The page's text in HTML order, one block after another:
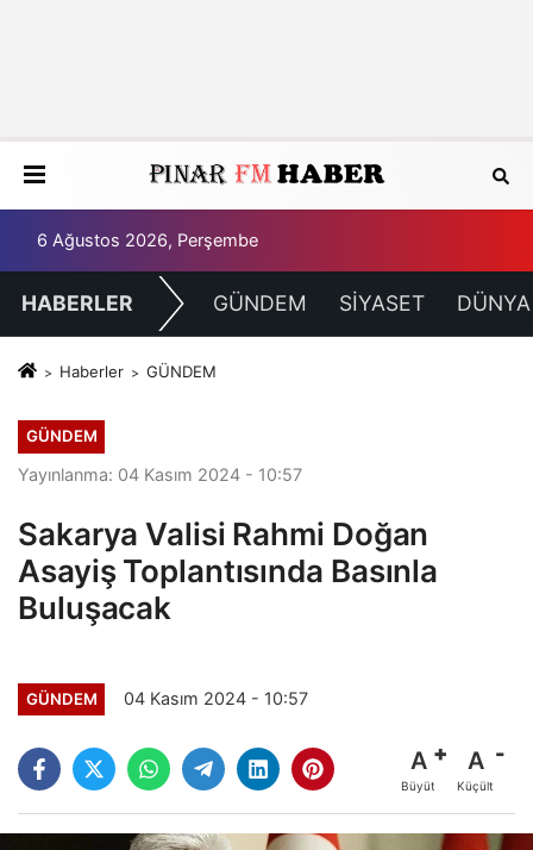
6 Ağustos 2026, Perşembe
HABERLER GÜNDEM SİYASET DÜNYA
Haberler GÜNDEM
GÜNDEM
Yayınlanma: 04 Kasım 2024 - 10:57
Sakarya Valisi Rahmi Doğan
Asayiş Toplantısında Basınla
Buluşacak
GÜNDEM 04 Kasım 2024 - 10:57
A
Büyüt
A
Küçült